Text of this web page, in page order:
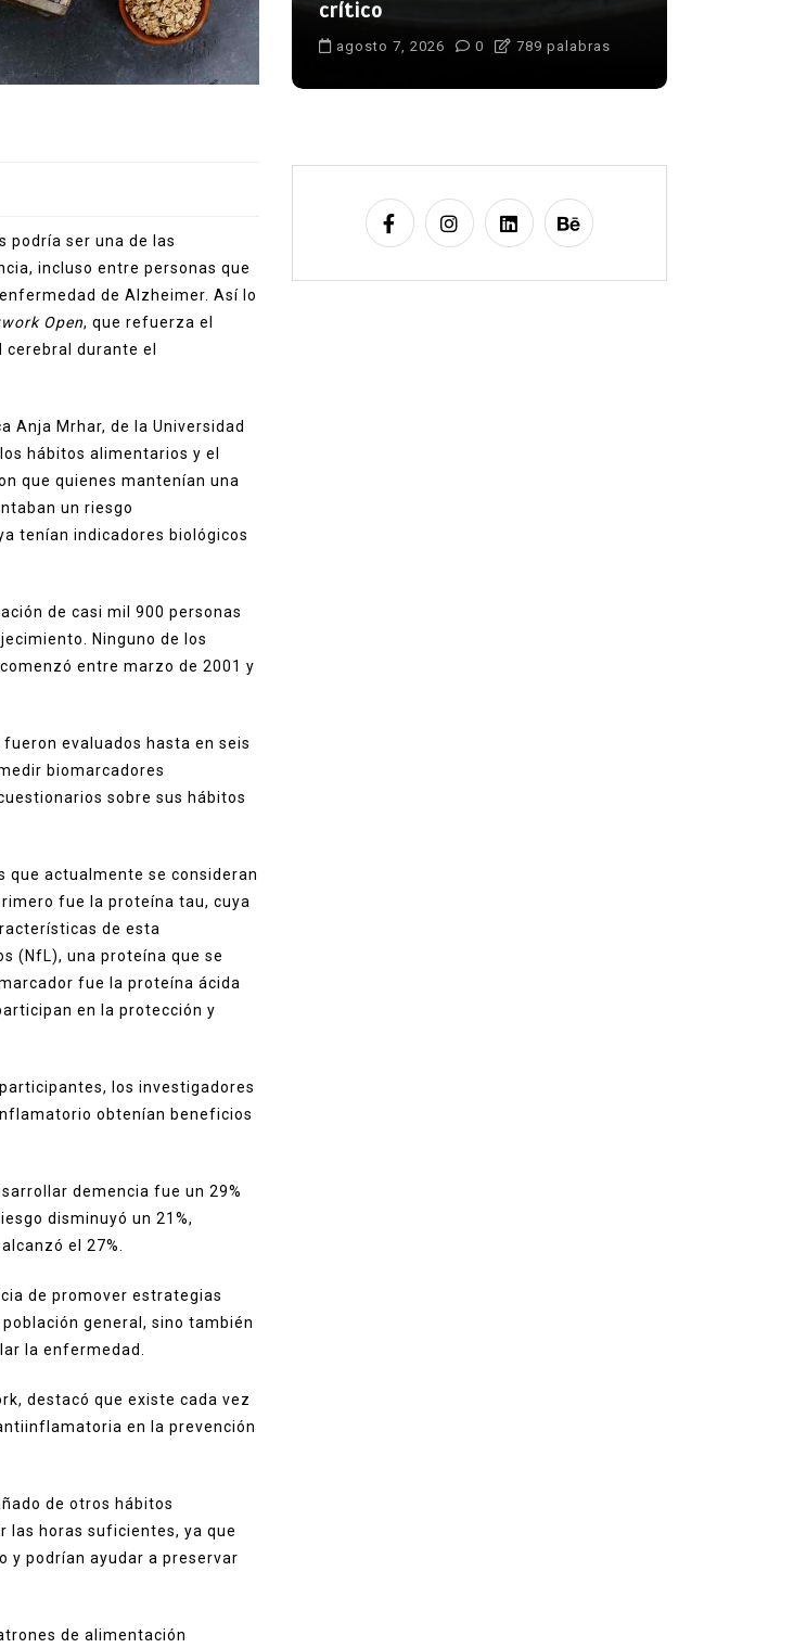
podría ser una de las
incluso entre personas que
de Alzheimer. Así lo
Open, que refuerza el
durante el
Anja Mrhar, de la Universidad
hábitos alimentarios y el
que quienes mantenían una
un riesgo
tenían indicadores biológicos
de casi mil 900 personas
Ninguno de los
entre marzo de 2001 y
evaluados hasta en seis
biomarcadores
sobre sus hábitos
que actualmente se consideran
fue la proteína tau, cuya
de esta
(NfL), una proteína que se
fue la proteína ácida
en la protección y
los investigadores
obtenían beneficios
demencia fue un 29%
disminuyó un 21%,
el 27%.
de promover estrategias
general, sino también
la enfermedad.
destacó que existe cada vez
en la prevención
de otros hábitos
las horas suficientes, ya que
y podrían ayudar a preservar
de alimentación
7, 2026 789 palabras
generación femenina
agosto 7, 2026 0 886 palabras